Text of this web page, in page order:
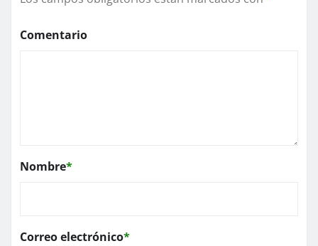
Comentario
Nombre*
Correo electrónico*